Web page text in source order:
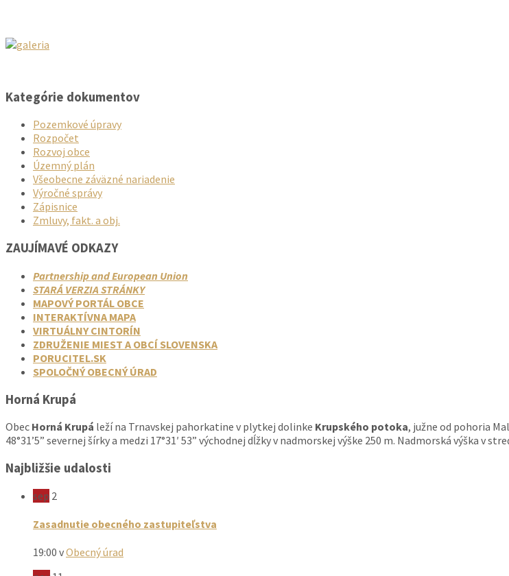
Kategórie dokumentov
Pozemkové úpravy
Rozpočet
Rozvoj obce
Územný plán
Všeobecne záväzné nariadenie
Výročné správy
Zápisnice
Zmluvy, fakt. a obj.
ZAUJÍMAVÉ ODKAZY
Partnership and European Union
STARÁ VERZIA STRÁNKY
MAPOVÝ PORTÁL OBCE
INTERAKTÍVNA MAPA
VIRTUÁLNY CINTORÍN
ZDRUŽENIE MIEST A OBCÍ SLOVENSKA
PORUCITEL.SK
SPOLOČNÝ OBECNÝ ÚRAD
Horná Krupá
Obec Horná Krupá leží na Trnavskej pahorkatine v plytkej dolinke Krupského potoka, južne od pohoria
48°31’5” severnej šírky a medzi 17°31′ 53” východnej dĺžky v nadmorskej výške 250 m. Nadmorská výška v
Najbližšie udalosti
sep 2
Zasadnutie obecného zastupiteľstva
19:00 vObecný úrad